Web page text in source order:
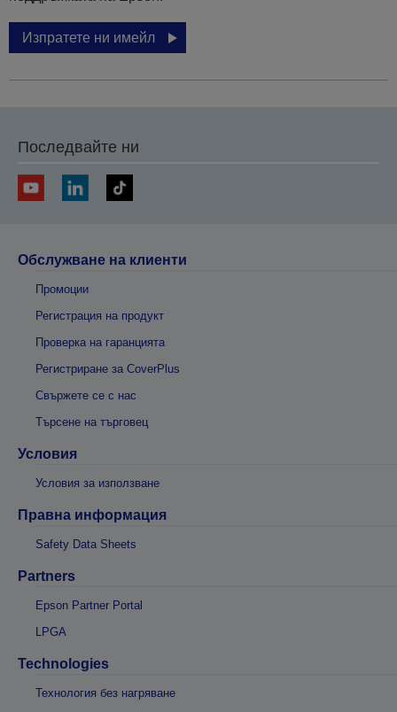
Изпратете ни имейл
Последвайте ни
Обслужване на клиенти
Промоции
Регистрация на продукт
Проверка на гаранцията
Регистриране за CoverPlus
Свържете се с нас
Търсене на търговец
Условия
Условия за използване
Правна информация
Safety Data Sheets
Partners
Epson Partner Portal
LPGA
Technologies
Технология без нагряване